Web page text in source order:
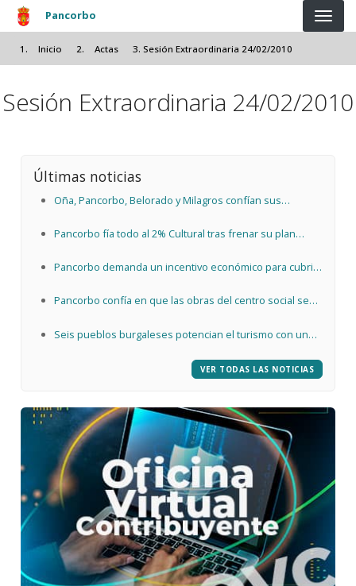
Pasar al contenido principal
Pancorbo
Inicio Actas Sesión Extraordinaria 24/02/2010
Sesión Extraordinaria 24/02/2010
Últimas noticias
Oña, Pancorbo, Belorado y Milagros confían sus
Pancorbo fía todo al 2% Cultural tras frenar su plan
Pancorbo demanda un incentivo económico para cubrir
Pancorbo confía en que las obras del centro social sean
Seis pueblos burgaleses potencian el turismo con un
VER TODAS LAS NOTICIAS